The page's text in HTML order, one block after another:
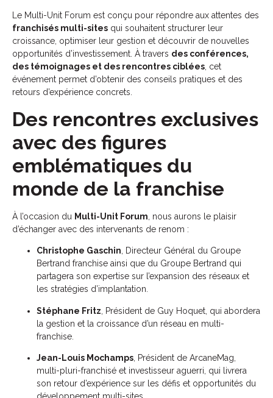
Le Multi-Unit Forum est conçu pour répondre aux attentes des
franchisés multi-sites qui souhaitent structurer leur
croissance, optimiser leur gestion et découvrir de nouvelles
opportunités d’investissement. À travers des conférences,
des témoignages et des rencontres ciblées, cet
événement permet d’obtenir des conseils pratiques et des
retours d’expérience concrets.
Des rencontres exclusives
avec des figures
emblématiques du
monde de la franchise
À l’occasion du Multi-Unit Forum , nous aurons le plaisir
d’échanger avec des intervenants de renom :
Christophe Gaschin , Directeur Général du Groupe
Bertrand franchise ainsi que du Groupe Bertrand qui
partagera son expertise sur l’expansion des réseaux et
les stratégies d’implantation.
Stéphane Fritz , Président de Guy Hoquet, qui abordera
la gestion et la croissance d’un réseau en multi-
franchise.
Jean-Louis Mochamps , Président de ArcaneMag,
multi-pluri-franchisé et investisseur aguerri, qui livrera
son retour d’expérience sur les défis et opportunités du